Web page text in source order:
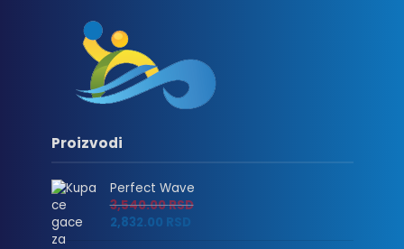
Proizvodi
Perfect Wave
3,540.00RSD
2,832.00 RSD